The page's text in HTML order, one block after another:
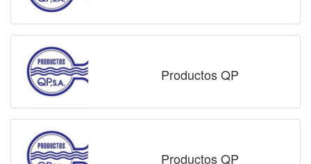
Productos QP
Productos QP